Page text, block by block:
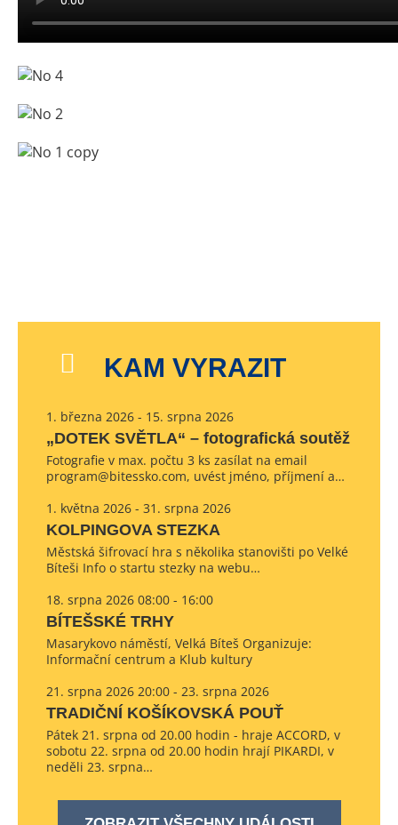
KAM VYRAZIT
1. března 2026 - 15. srpna 2026
„DOTEK SVĚTLA“ – fotografická soutěž
Fotografie v max. počtu 3 ks zasílat na email
program@bitessko.com, uvést jméno, příjmení a…
1. května 2026 - 31. srpna 2026
KOLPINGOVA STEZKA
Městská šifrovací hra s několika stanovišti po Velké
Bíteši Info o startu stezky na webu…
18. srpna 2026 08:00 - 16:00
BÍTEŠSKÉ TRHY
Masarykovo náměstí, Velká Bíteš Organizuje:
Informační centrum a Klub kultury
21. srpna 2026 20:00 - 23. srpna 2026
TRADIČNÍ KOŠÍKOVSKÁ POUŤ
Pátek 21. srpna od 20.00 hodin - hraje ACCORD, v
sobotu 22. srpna od 20.00 hodin hrají PIKARDI, v
neděli 23. srpna…